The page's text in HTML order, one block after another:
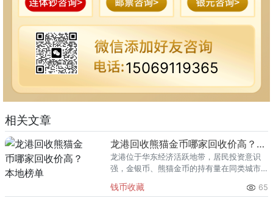
15069119365
相关文章
龙港回收熊猫金币哪家回收价高？本地榜单
龙港位于华东经济活跃地带，居民投资意识
强，金银币、熊猫金币的持有量在同类城市
熊猫金币的需求就明显升温，但鱼龙混杂的
钱币收藏 65